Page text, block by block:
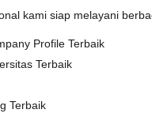
kami siap melayani
Profile Terbaik
Terbaik
Terbaik